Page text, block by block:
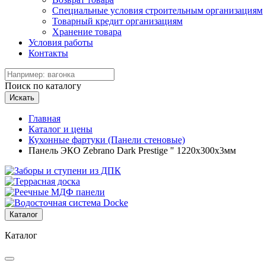
Специальные условия строительным организациям
Товарный кредит организациям
Хранение товара
Условия работы
Контакты
Поиск по каталогу
Искать
Главная
Каталог и цены
Кухонные фартуки (Панели стеновые)
Панель ЭКО Zebrano Dark Prestige " 1220х300х3мм
Каталог
Каталог